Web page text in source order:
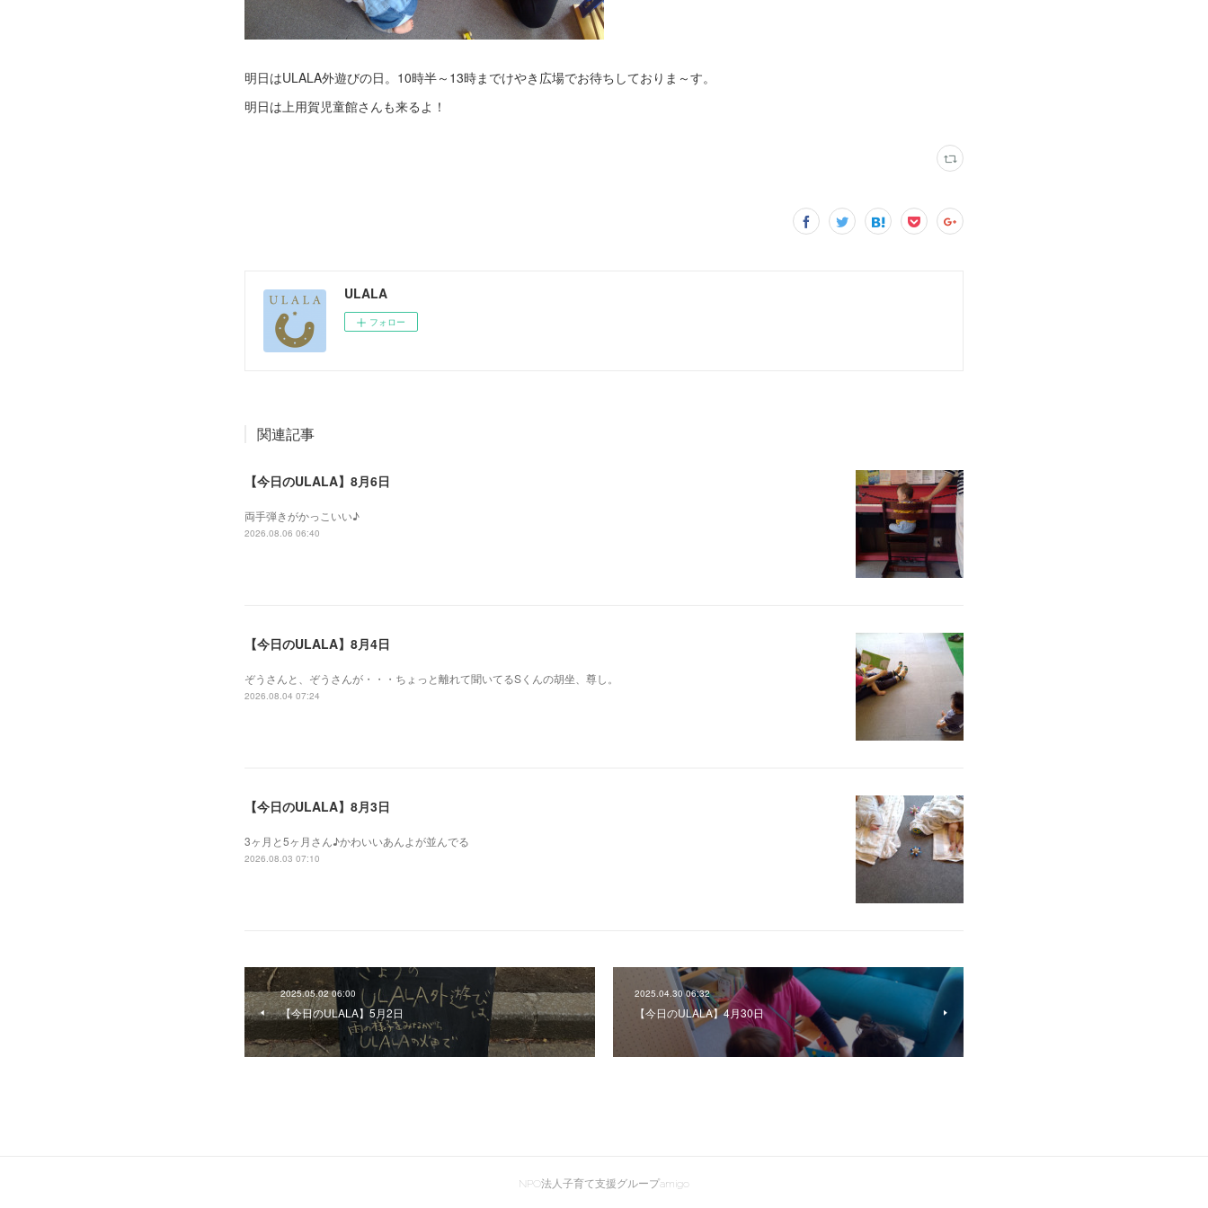
明日はULALA外遊びの日。10時半～13時までけやき広場でお待ちしておりま～す。
明日は上用賀児童館さんも来るよ！
ULALA
フォロー
関連記事
【今日のULALA】8月6日
両手弾きがかっこいい♪
2026.08.06 06:40
【今日のULALA】8月4日
ぞうさんと、ぞうさんが・・・ちょっと離れて聞いてるSくんの胡坐、尊し。
2026.08.04 07:24
【今日のULALA】8月3日
3ヶ月と5ヶ月さん♪かわいいあんよが並んでる
2026.08.03 07:10
2025.05.02 06:00
【今日のULALA】5月2日
2025.04.30 06:32
【今日のULALA】4月30日
NPO法人子育て支援グループamigo